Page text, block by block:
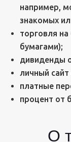
например,
знакомых
торговля
бумагами);
дивиденды
личный
платные
процент от
О